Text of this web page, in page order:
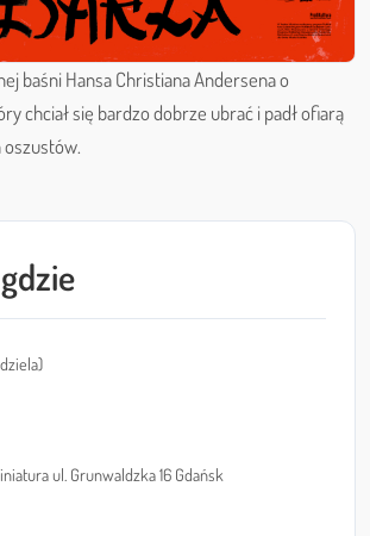
ul. Grunwaldzka 16 Gdańsk
baśni Hansa Christiana Andersena o
chciał się bardzo dobrze ubrać i padł ofiarą